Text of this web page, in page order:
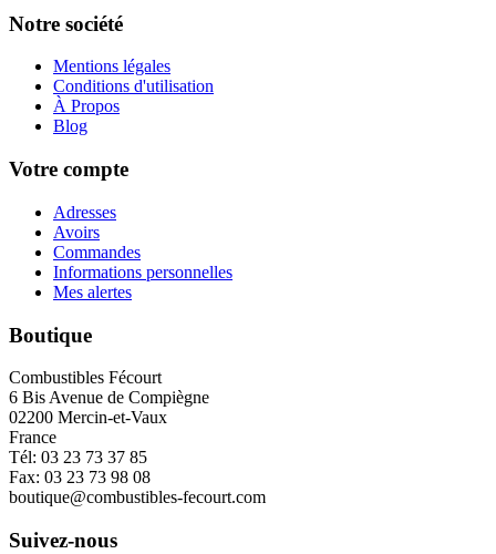
Notre société
Mentions légales
Conditions d'utilisation
À Propos
Blog
Votre compte
Adresses
Avoirs
Commandes
Informations personnelles
Mes alertes
Boutique
Combustibles Fécourt
6 Bis Avenue de Compiègne
02200 Mercin-et-Vaux
France
Tél: 03 23 73 37 85
Fax: 03 23 73 98 08
boutique@combustibles-fecourt.com
Suivez-nous